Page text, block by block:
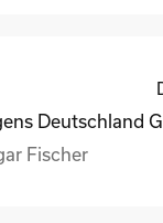
Fischer